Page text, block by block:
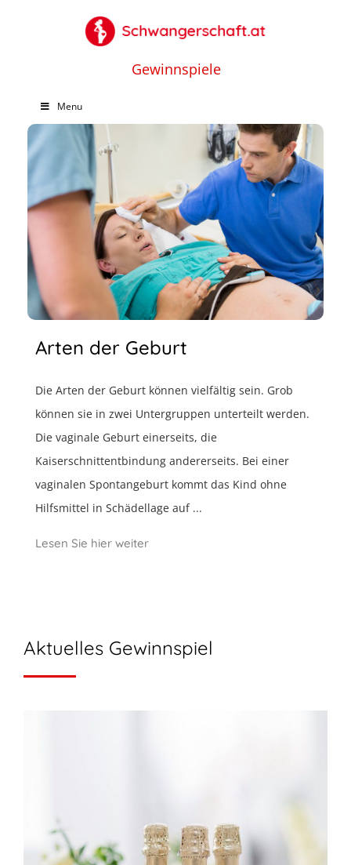
Gewinnspiele
Menu
Arten der Geburt
Die Arten der Geburt können vielfältig sein. Grob
können sie in zwei Untergruppen unterteilt werden.
Die vaginale Geburt einerseits, die
Kaiserschnittentbindung andererseits. Bei einer
vaginalen Spontangeburt kommt das Kind ohne
Hilfsmittel in Schädellage auf ...
Lesen Sie hier weiter
Aktuelles Gewinnspiel